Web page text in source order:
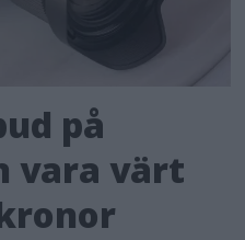
på
vara värt